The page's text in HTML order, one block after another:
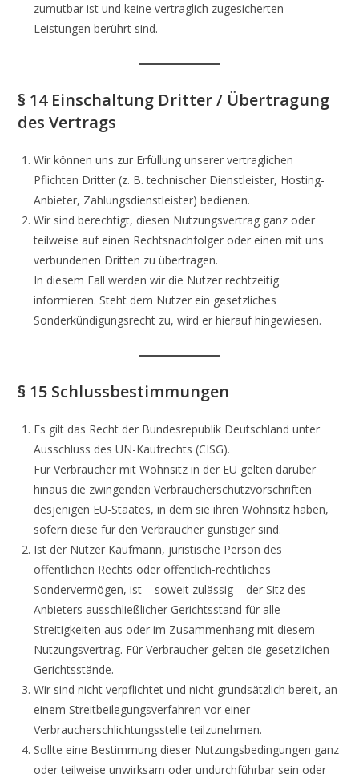
zumutbar ist und keine vertraglich zugesicherten
Leistungen berührt sind.
§ 14 Einschaltung Dritter / Übertragung
des Vertrags
Wir können uns zur Erfüllung unserer vertraglichen
Pflichten Dritter (z. B. technischer Dienstleister, Hosting-
Anbieter, Zahlungsdienstleister) bedienen.
Wir sind berechtigt, diesen Nutzungsvertrag ganz oder
teilweise auf einen Rechtsnachfolger oder einen mit uns
verbundenen Dritten zu übertragen.
In diesem Fall werden wir die Nutzer rechtzeitig
informieren. Steht dem Nutzer ein gesetzliches
Sonderkündigungsrecht zu, wird er hierauf hingewiesen.
§ 15 Schlussbestimmungen
Es gilt das Recht der Bundesrepublik Deutschland unter
Ausschluss des UN-Kaufrechts (CISG).
Für Verbraucher mit Wohnsitz in der EU gelten darüber
hinaus die zwingenden Verbraucherschutzvorschriften
desjenigen EU-Staates, in dem sie ihren Wohnsitz haben,
sofern diese für den Verbraucher günstiger sind.
Ist der Nutzer Kaufmann, juristische Person des
öffentlichen Rechts oder öffentlich-rechtliches
Sondervermögen, ist – soweit zulässig – der Sitz des
Anbieters ausschließlicher Gerichtsstand für alle
Streitigkeiten aus oder im Zusammenhang mit diesem
Nutzungsvertrag. Für Verbraucher gelten die gesetzlichen
Gerichtsstände.
Wir sind nicht verpflichtet und nicht grundsätzlich bereit, an
einem Streitbeilegungsverfahren vor einer
Verbraucherschlichtungsstelle teilzunehmen.
Sollte eine Bestimmung dieser Nutzungsbedingungen ganz
oder teilweise unwirksam oder undurchführbar sein oder